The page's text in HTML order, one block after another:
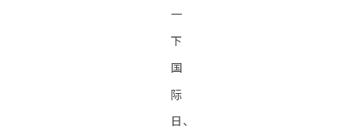
一
下
国
际
日、